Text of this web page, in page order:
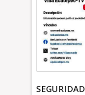
SEGURIDAD